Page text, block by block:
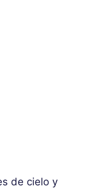
de cielo y